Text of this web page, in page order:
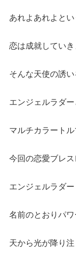
あれよあれよとい
恋は成就していき
そんな天使の誘
エンジェルラダー
マルチカラート
今回の恋愛ブレス
エンジェルラダ
名前のとおりパ
天から光が降り